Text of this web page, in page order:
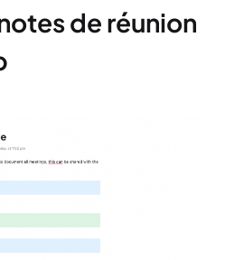
de réunion